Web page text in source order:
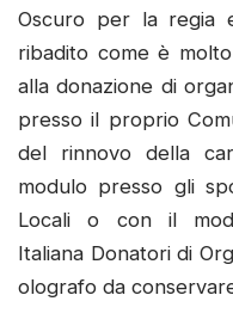
Oscuro per la regia
ribadito come è
alla donazione di
presso il proprio
del rinnovo della
modulo presso gli
Locali o con il
Italiana Donatori di
olografo da